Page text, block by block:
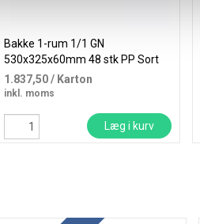
Bakke 1-rum 1/1 GN
530x325x60mm 48 stk PP Sort
1.837,50/ Karton
inkl. moms
Læg i kurv